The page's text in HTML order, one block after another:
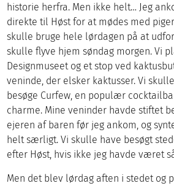
historie herfra. Men ikke helt… Jeg
direkte til Høst for at mødes med
skulle bruge hele lørdagen på at
skulle flyve hjem søndag morgen. Vi
Designmuseet og et stop ved
veninde, der elsker kaktusser. Vi
besøge Curfew, en populær
charme. Mine veninder havde stiftet
ejeren af baren før jeg ankom, og
helt særligt. Vi skulle have besøgt
efter Høst, hvis ikke jeg havde været
Men det blev lørdag aften i stedet og